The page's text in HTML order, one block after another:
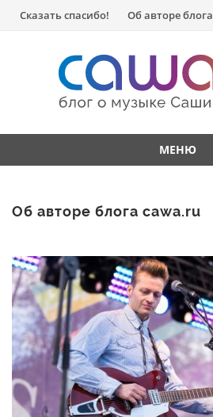
Перейти
содержанию
Сказать спасибо! Об авторе блога
МЕНЮ
содержанию
Об авторе блога cawa.ru